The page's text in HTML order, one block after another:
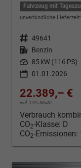
Fahrzeug mit
unverbindliche Lieferzeit:
Fahrzeugnr. 49641
Kraftstoff Benzin
Leistung 85 kW (116 PS)
01.01.2026
22.389,– €
incl. 19% MwSt.
Verbrauch
CO2-Klasse: D
CO2-Emissionen: